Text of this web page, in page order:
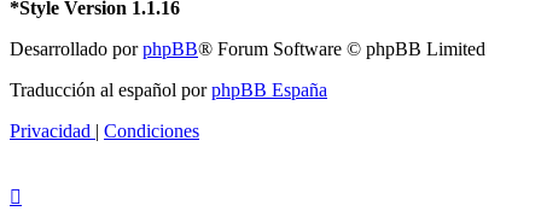
*Style Version 1.1.16
Desarrollado porphpBB® Forum Software © phpBB Limited
Traducción al español porphpBB España
Privacidad | Condiciones